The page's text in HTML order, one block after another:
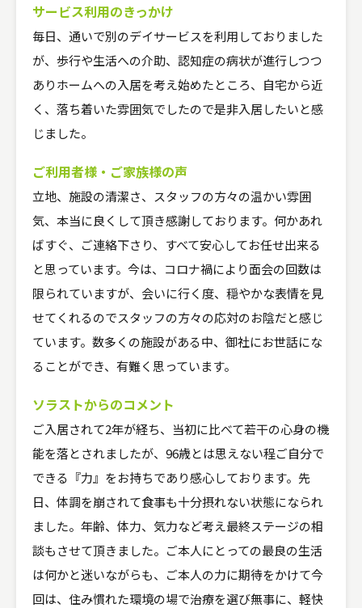
サービス利用のきっかけ
毎日、通いで別のデイサービスを利用しておりました
が、歩行や生活への介助、認知症の病状が進行しつつ
ありホームへの入居を考え始めたところ、自宅から近
く、落ち着いた雰囲気でしたので是非入居したいと感
じました。
ご利用者様・ご家族様の声
立地、施設の清潔さ、スタッフの方々の温かい雰囲
気、本当に良くして頂き感謝しております。何かあれ
ばすぐ、ご連絡下さり、すべて安心してお任せ出来る
と思っています。今は、コロナ禍により面会の回数は
限られていますが、会いに行く度、穏やかな表情を見
せてくれるのでスタッフの方々の応対のお陰だと感じ
ています。数多くの施設がある中、御社にお世話にな
ることができ、有難く思っています。
ソラストからのコメント
ご入居されて2年が経ち、当初に比べて若干の心身の機
能を落とされましたが、96歳とは思えない程ご自分で
できる『力』をお持ちであり感心しております。先
日、体調を崩されて食事も十分摂れない状態になられ
ました。年齢、体力、気力など考え最終ステージの相
談もさせて頂きました。ご本人にとっての最良の生活
は何かと迷いながらも、ご本人の力に期待をかけて今
回は、住み慣れた環境の場で治療を選び無事に、軽快